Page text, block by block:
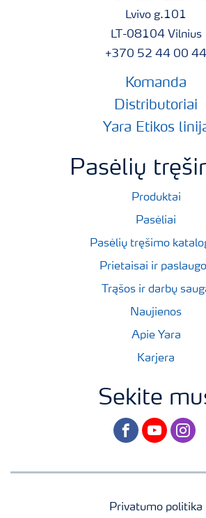
Lvivo g.101
LT-08104 Vilnius
+370 52 44 00 44
Komanda
Distributoriai
Yara Etikos
Pasėlių
Produktai
Pasėliai
Pasėlių tręšimo
Prietaisai ir
Trąšos ir darbų
Naujienos
Apie Yara
Karjera
Sekite
facebookyoutube
Privatumo politika